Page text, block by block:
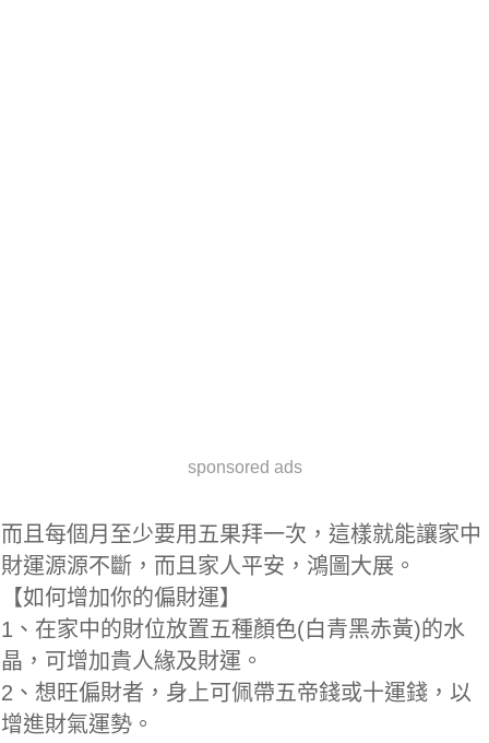
sponsored ads
而且每個月至少要用五果拜一次，這樣就能讓家中
財運源源不斷，而且家人平安，鴻圖大展。
【如何增加你的偏財運】
1、在家中的財位放置五種顏色(白青黑赤黃)的水
晶，可增加貴人緣及財運。
2、想旺偏財者，身上可佩帶五帝錢或十運錢，以
增進財氣運勢。